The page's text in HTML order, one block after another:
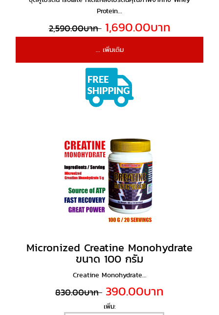
Protein...
2,590.00บาท 1,690.00บาท
... เพิ่มเติม
Micronized Creatine Monohydrate
ขนาด 100 กรัม
Creatine Monohydrate...
830.00บาท 390.00บาท
เพิ่ม: